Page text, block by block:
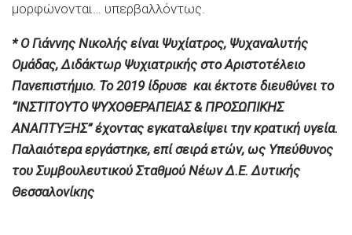
μορφώνονται… υπερβαλλόντως.
* O Γιάννης Νικολής είναι Ψυχίατρος, Ψυχαναλυτής
Ομάδας, Διδάκτωρ Ψυχιατρικής στο Αριστοτέλειο
Πανεπιστήμιο. Το 2019 ίδρυσε και έκτοτε διευθύνει το
“ΙΝΣΤΙΤΟΥΤΟ ΨΥΧΟΘΕΡΑΠΕΙΑΣ & ΠΡΟΣΩΠΙΚΗΣ
ΑΝΑΠΤΥΞΗΣ” έχοντας εγκαταλείψει την κρατική υγεία.
Παλαιότερα εργάστηκε, επί σειρά ετών, ως Υπεύθυνος
του Συμβουλευτικού Σταθμού Νέων Δ.Ε. Δυτικής
Θεσσαλονίκης